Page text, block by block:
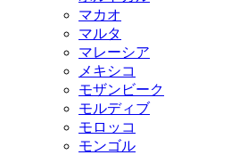
マカオ
マルタ
マレーシア
メキシコ
モザンビーク
モルディブ
モロッコ
モンゴル